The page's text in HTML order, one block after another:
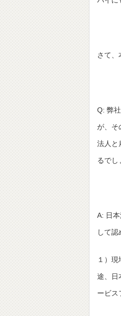
さて、
Q: 弊
が、そ
法人と
るでし
A: 日
して
１）
途、日
ービス